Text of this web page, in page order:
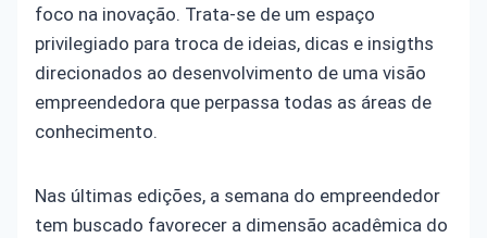
foco na inovação. Trata-se de um espaço
privilegiado para troca de ideias, dicas e insigths
direcionados ao desenvolvimento de uma visão
empreendedora que perpassa todas as áreas de
conhecimento.
Nas últimas edições, a semana do empreendedor
tem buscado favorecer a dimensão acadêmica do